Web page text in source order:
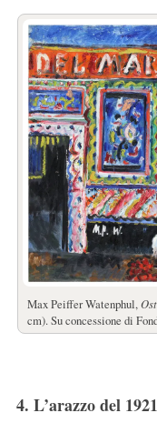
Max Peiffer Watenphul,
cm). Su concessione di
4. L’arazzo del